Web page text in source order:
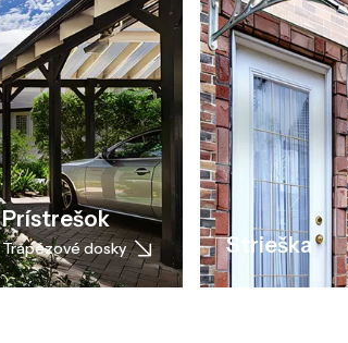
Prístrešok
Trapézové dosky Strieška